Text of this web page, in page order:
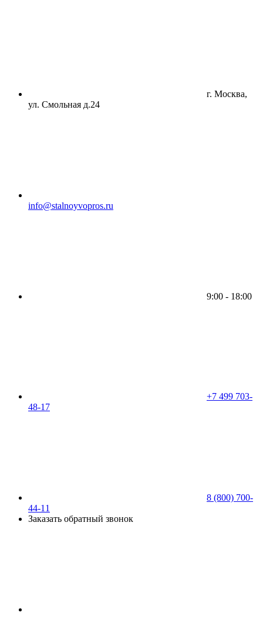
г. Москва,
ул. Смольная д.24
info@stalnoyvopros.ru
9:00 - 18:00
+7 499 703-
48-17
8 (800) 700-
44-11
Заказать обратный звонок